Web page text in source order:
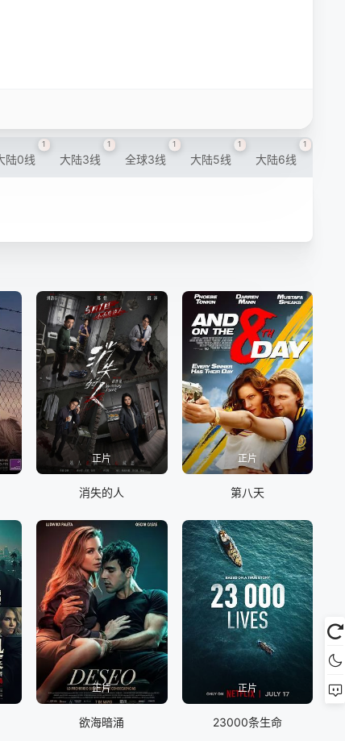
陆0线
1
大陆3线
1
全球3线
1
大陆5线
1
大陆6线
1
正片
消失的人
正片
第八天
正片
欲海暗涌
正片
23000条生命